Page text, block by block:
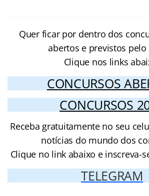
Quer ficar por dentro dos
abertos e previstos pelo
Clique nos links
CONCURSOS
CONCURSOS
Receba gratuitamente no seu
notícias do mundo dos
Clique no link abaixo e inscreva-
TELEGRAM